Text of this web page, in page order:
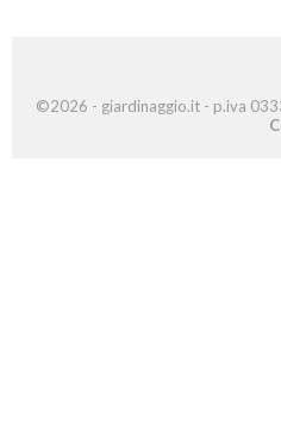
©2026 - giardinaggio.it - p.iva